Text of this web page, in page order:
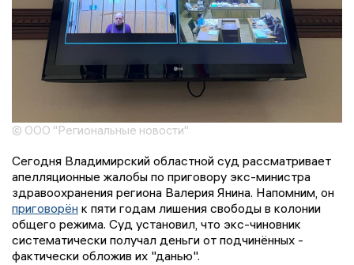
© ООО "Региональные новости"
Сегодня Владимирский областной суд рассматривает
апелляционные жалобы по приговору экс-министра
здравоохранения региона Валерия Янина. Напомним, он
приговорён к пяти годам лишения свободы в колонии
общего режима. Суд установил, что экс-чиновник
систематически получал деньги от подчинённых -
фактически обложив их "данью".